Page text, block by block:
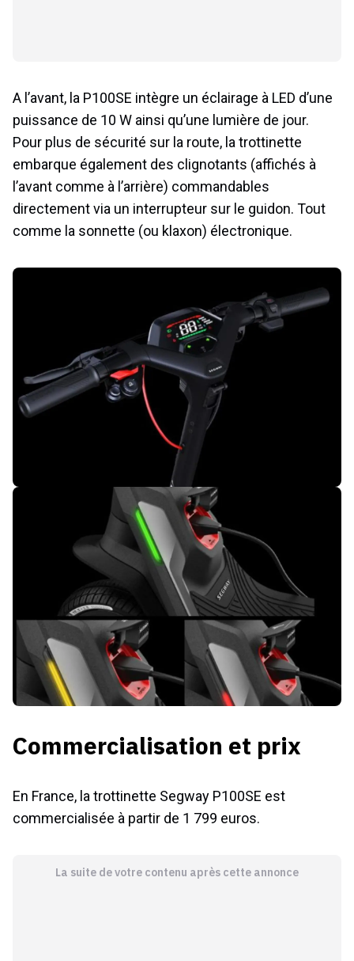
A l’avant, la P100SE intègre un éclairage à LED d’une
puissance de 10 W ainsi qu’une lumière de jour.
Pour plus de sécurité sur la route, la trottinette
embarque également des clignotants (affichés à
l’avant comme à l’arrière) commandables
directement via un interrupteur sur le guidon. Tout
comme la sonnette (ou klaxon) électronique.
Commercialisation et prix
En France, la trottinette Segway P100SE est
commercialisée à partir de 1 799 euros.
La suite de votre contenu après cette annonce